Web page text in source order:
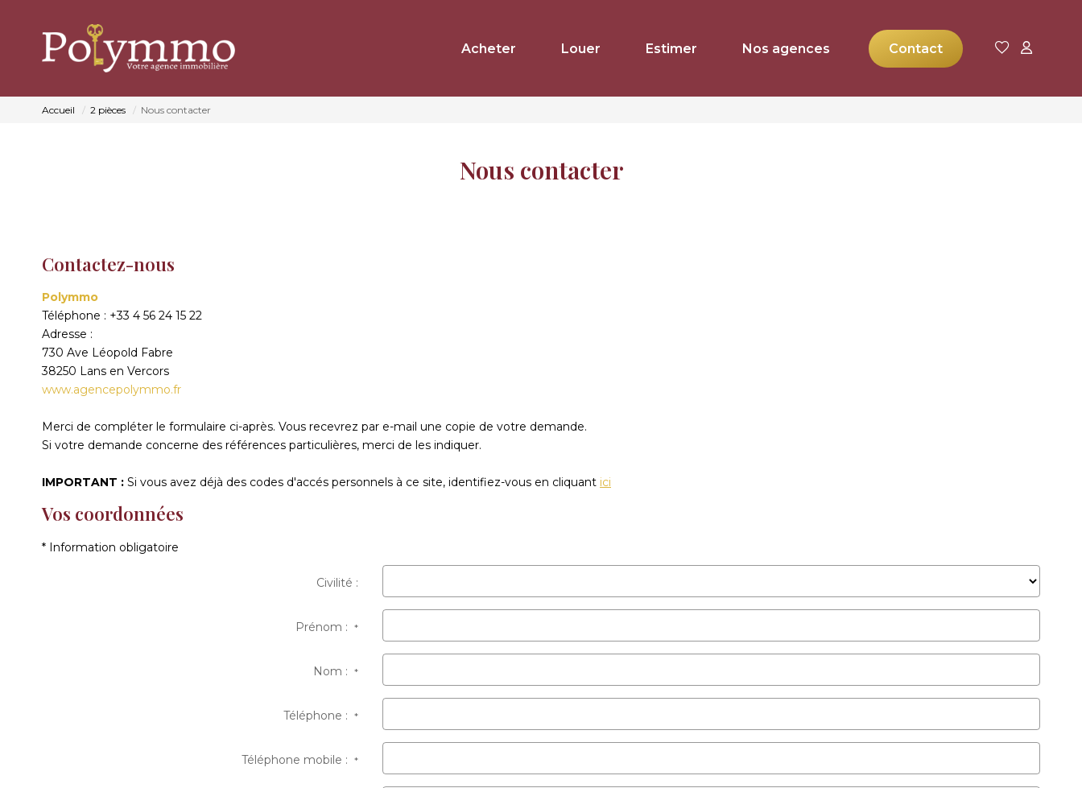
Acheter Louer Estimer Nos agences Contact
Accueil 2 pièces Nous contacter
Nous contacter
Contactez-nous
Polymmo
Téléphone : +33 4 56 24 15 22
Adresse :
730 Ave Léopold Fabre
38250 Lans en Vercors
www.agencepolymmo.fr
Merci de compléter le formulaire ci-après. Vous recevrez par e-mail une copie de votre demande.
Si votre demande concerne des références particulières, merci de les indiquer.
IMPORTANT : Si vous avez déjà des codes d'accés personnels à ce site, identifiez-vous en cliquant ici
Vos coordonnées
* Information obligatoire
Civilité :
Prénom :*
Nom :*
Téléphone :*
Téléphone mobile :*